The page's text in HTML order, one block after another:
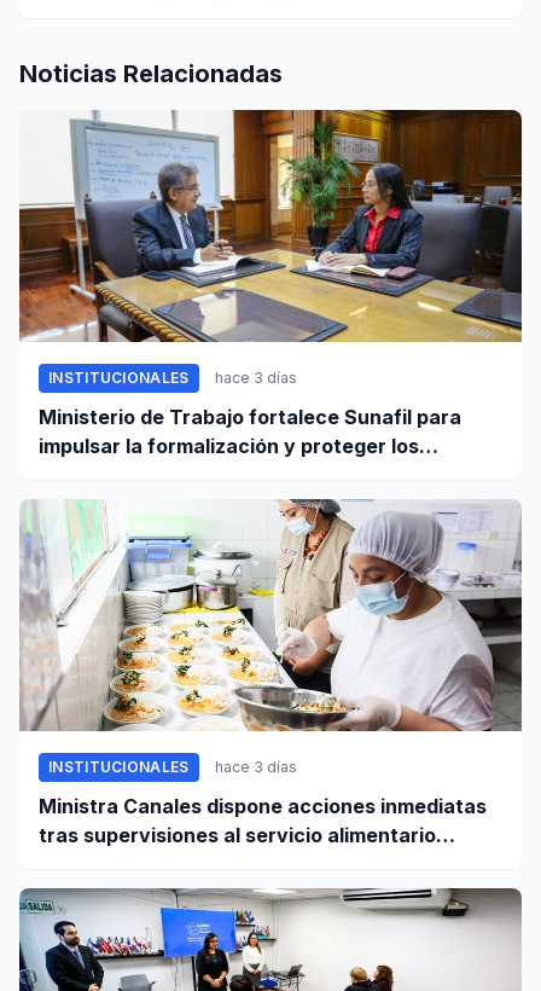
Noticias Relacionadas
INSTITUCIONALES hace 3 días
Ministerio de Trabajo fortalece Sunafil para
impulsar la formalización y proteger los
INSTITUCIONALES hace 3 días
Ministra Canales dispone acciones inmediatas
tras supervisiones al servicio alimentario